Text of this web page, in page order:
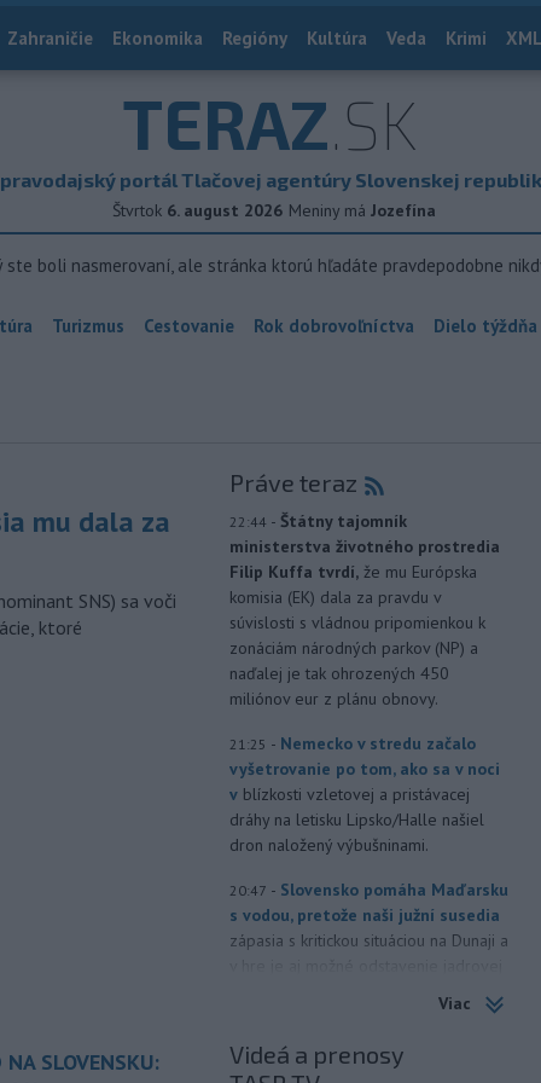
Zahraničie Ekonomika Regióny Kultúra Veda Krimi
TERAZ.SK
portál Tlačovej agentúry Slovenskej
Štvrtok 6. august 2026 Meniny má Jozefína
ste boli nasmerovaní, ale stránka ktorú hľadáte pravdepodobne
Turizmus Cestovanie Rok dobrovoľníctva Dielo týždňa
mu dala za
SNS) sa voči
ktoré
SLOVENSKU:
Práve teraz
22:44 - Štátny tajomník
ministerstva životného prostredia
Filip Kuffa tvrdí, že mu Európska
komisia (EK) dala za pravdu v
súvislosti s vládnou pripomienkou k
zonáciám národných parkov (NP) a
naďalej je tak ohrozených 450
miliónov eur z plánu obnovy.
21:25 - Nemecko v stredu začalo
vyšetrovanie po tom, ako sa v noci
v blízkosti vzletovej a pristávacej
dráhy na letisku Lipsko/Halle našiel
dron naložený výbušninami.
20:47 - Slovensko pomáha Maďarsku
s vodou, pretože naši južní susedia
zápasia s kritickou situáciou na Dunaji a
objavila ďalší podzemný tunel,
Viac
Videá a prenosy